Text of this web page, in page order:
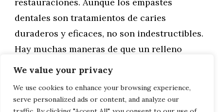
We value your privacy
We use cookies to enhance your browsing experience,
serve personalized ads or content, and analyze our
dentales son tratamientos de caries
duraderos y eficaces, no son indestructibles.
Hay muchas maneras de que un relleno
puede …
Leer más